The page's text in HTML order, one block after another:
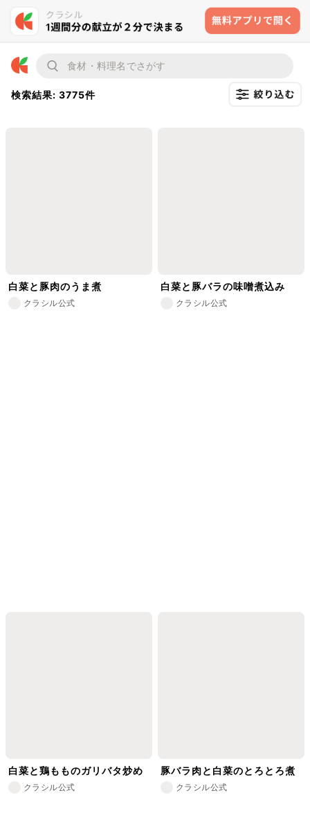
検索結果: 3775件
白菜と豚肉のうま煮
クラシル公式
白菜と豚バラの味噌煮込み
クラシル公式
白菜と鶏もものガリバタ炒め
クラシル公式
豚バラ肉と白菜のとろとろ煮
クラシル公式